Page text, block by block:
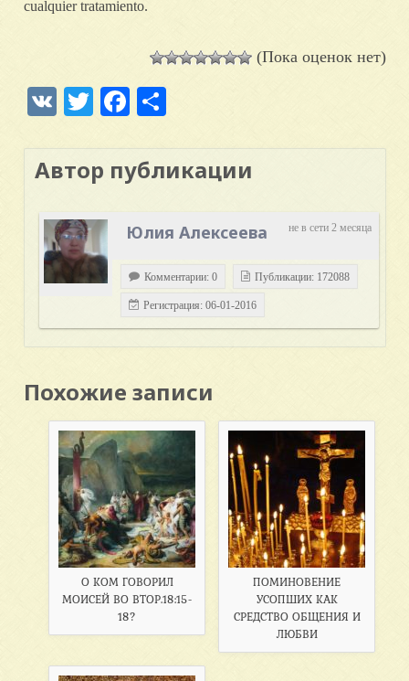
cualquier tratamiento.
(Пока оценок нет)
VK TwitterFacebook
Автор публикации
не в сети 2 месяца
Юлия Алексеева
Комментарии: 0 Публикации: 172088
Регистрация: 06-01-2016
Похожие записи
О КОМ ГОВОРИЛ
МОИСЕЙ ВО ВТОР.18:15-
18?
ПОМИНОВЕНИЕ
УСОПШИХ КАК
СРЕДСТВО ОБЩЕНИЯ И
ЛЮБВИ